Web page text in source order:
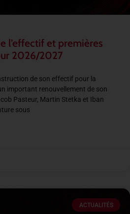
l’effectif et premières
2026/2027
de son effectif pour la
important renouvellement de son
Pasteur, Martin Stetka et Iban
sous
ACTUALITÉS